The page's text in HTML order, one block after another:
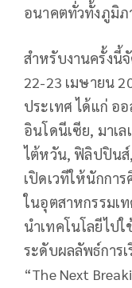
อนาคตทั่วทั้งภูมิภ
สำหรับงานครั้งนี้
22-23 เมษายน
ประเทศ ได้แก่ ออ
อินโดนีเซีย, มาเล
ไต้หวัน, ฟิลิปปินส์,
เปิดเวทีให้นักกา
ในอุตสาหกรรมเ
นำเทคโนโลยีไปใ
ระดับผลลัพธ์การ
“The Next